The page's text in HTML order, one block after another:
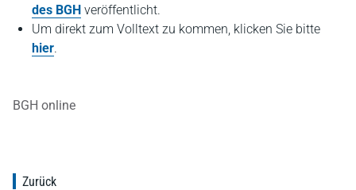
des BGH veröffentlicht.
Um direkt zum Volltext zu kommen, klicken Sie bitte
hier.
BGH online
Zurück